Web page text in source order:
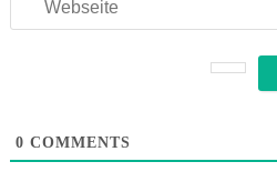
0 COMMENTS